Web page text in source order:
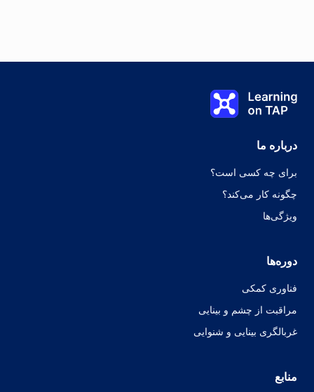
0%
درس:0 از 0
Learning on TAP - خانه
درباره ما
برای چه کسی است؟
چگونه کار می‌کند؟
ویژگی‌ها
دوره‌ها
فناوری کمکی
مراقبت از چشم و بینایی
غربالگری بینایی و شنوایی
منابع